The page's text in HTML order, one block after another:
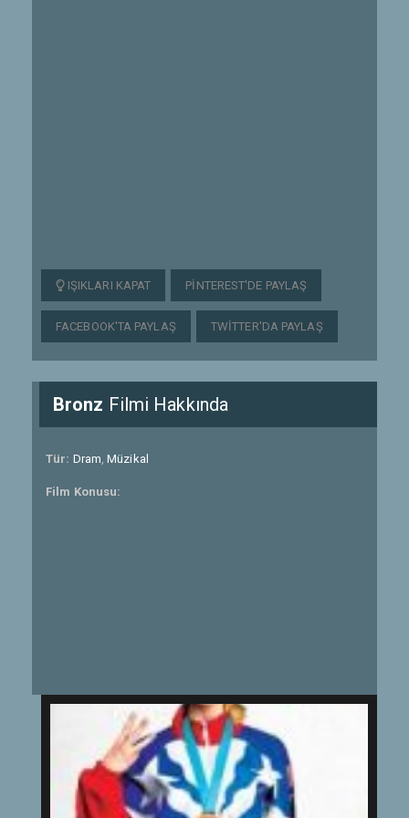
IŞIKLARI KAPAT PINTEREST'DE PAYLAŞ
FACEBOOK'TA PAYLAŞ TWITTER'DA PAYLAŞ
Bronz Filmi Hakkında
Tür: Dram,Müzikal
Film Konusu: